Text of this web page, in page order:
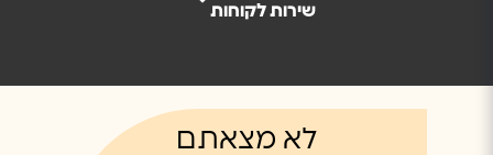
שירות לקוחות
לא מצאתם